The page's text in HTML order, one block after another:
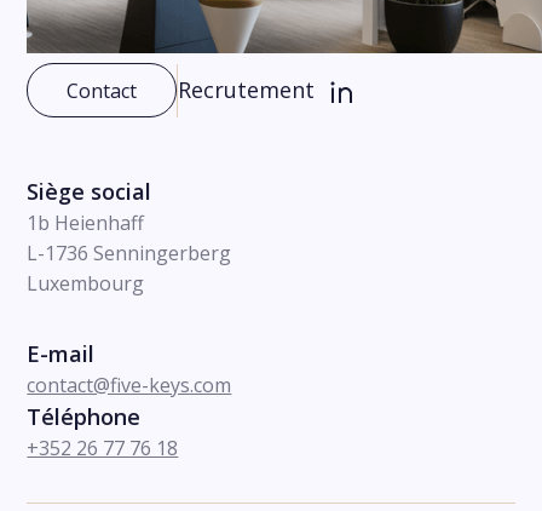
Contact Recrutement
Siège social
1b Heienhaff
L-1736 Senningerberg
Luxembourg
E-mail
contact@five-keys.com
Téléphone
+352 26 77 76 18